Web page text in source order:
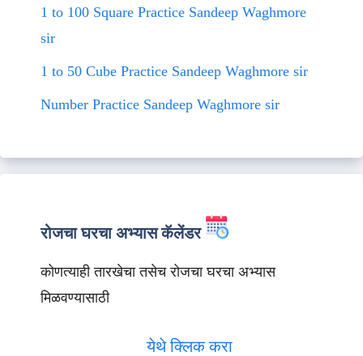
1 to 100 Square Practice Sandeep Waghmore
sir
1 to 50 Cube Practice Sandeep Waghmore sir
Number Practice Sandeep Waghmore sir
रोजचा घरचा अभ्यास कॅलेंडर
कोणत्याही तारखेचा तसेच रोजचा घरचा अभ्यास
मिळवण्यासाठी
येथे क्लिक करा